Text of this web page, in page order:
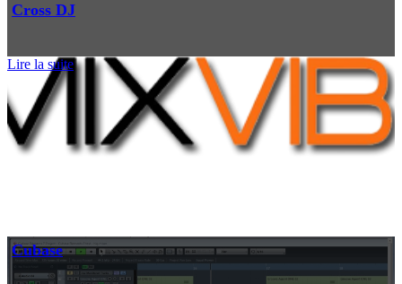
Cross DJ
Lire la suite
Cubase